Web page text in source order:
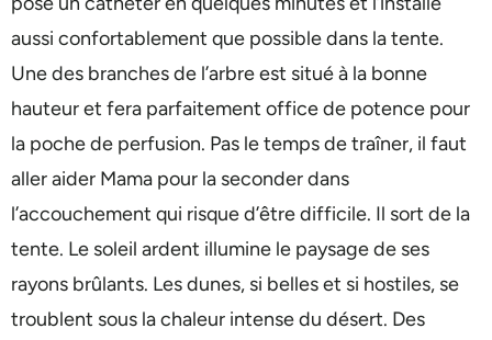
aussi confortablement que possible dans la tente.
Une des branches de l’arbre est situé à la bonne
hauteur et fera parfaitement office de potence pour
la poche de perfusion. Pas le temps de traîner, il faut
aller aider Mama pour la seconder dans
l’accouchement qui risque d’être difficile. Il sort de la
tente. Le soleil ardent illumine le paysage de ses
rayons brûlants. Les dunes, si belles et si hostiles, se
troublent sous la chaleur intense du désert. Des